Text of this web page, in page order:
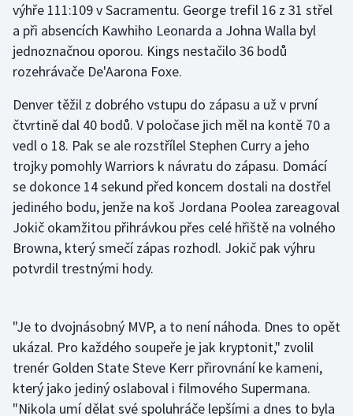
výhře 111:109 v Sacramentu. George trefil 16 z 31 střel
a při absencích Kawhiho Leonarda a Johna Walla byl
jednoznačnou oporou. Kings nestačilo 36 bodů
rozehrávače De'Aarona Foxe.
Denver těžil z dobrého vstupu do zápasu a už v první
čtvrtině dal 40 bodů. V poločase jich měl na kontě 70 a
vedl o 18. Pak se ale rozstřílel Stephen Curry a jeho
trojky pomohly Warriors k návratu do zápasu. Domácí
se dokonce 14 sekund před koncem dostali na dostřel
jediného bodu, jenže na koš Jordana Poolea zareagoval
Jokič okamžitou přihrávkou přes celé hřiště na volného
Browna, který smečí zápas rozhodl. Jokič pak výhru
potvrdil trestnými hody.
"Je to dvojnásobný MVP, a to není náhoda. Dnes to opět
ukázal. Pro každého soupeře je jak kryptonit," zvolil
trenér Golden State Steve Kerr přirovnání ke kameni,
který jako jediný oslaboval i filmového Supermana.
"Nikola umí dělat své spoluhráče lepšími a dnes to byla